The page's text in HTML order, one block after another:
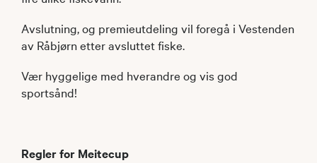
Avslutning, og premieutdeling vil foregå i Vestenden
av Råbjørn etter avsluttet fiske.
Vær hyggelige med hverandre og vis god
sportsånd!
Regler for Meitecup